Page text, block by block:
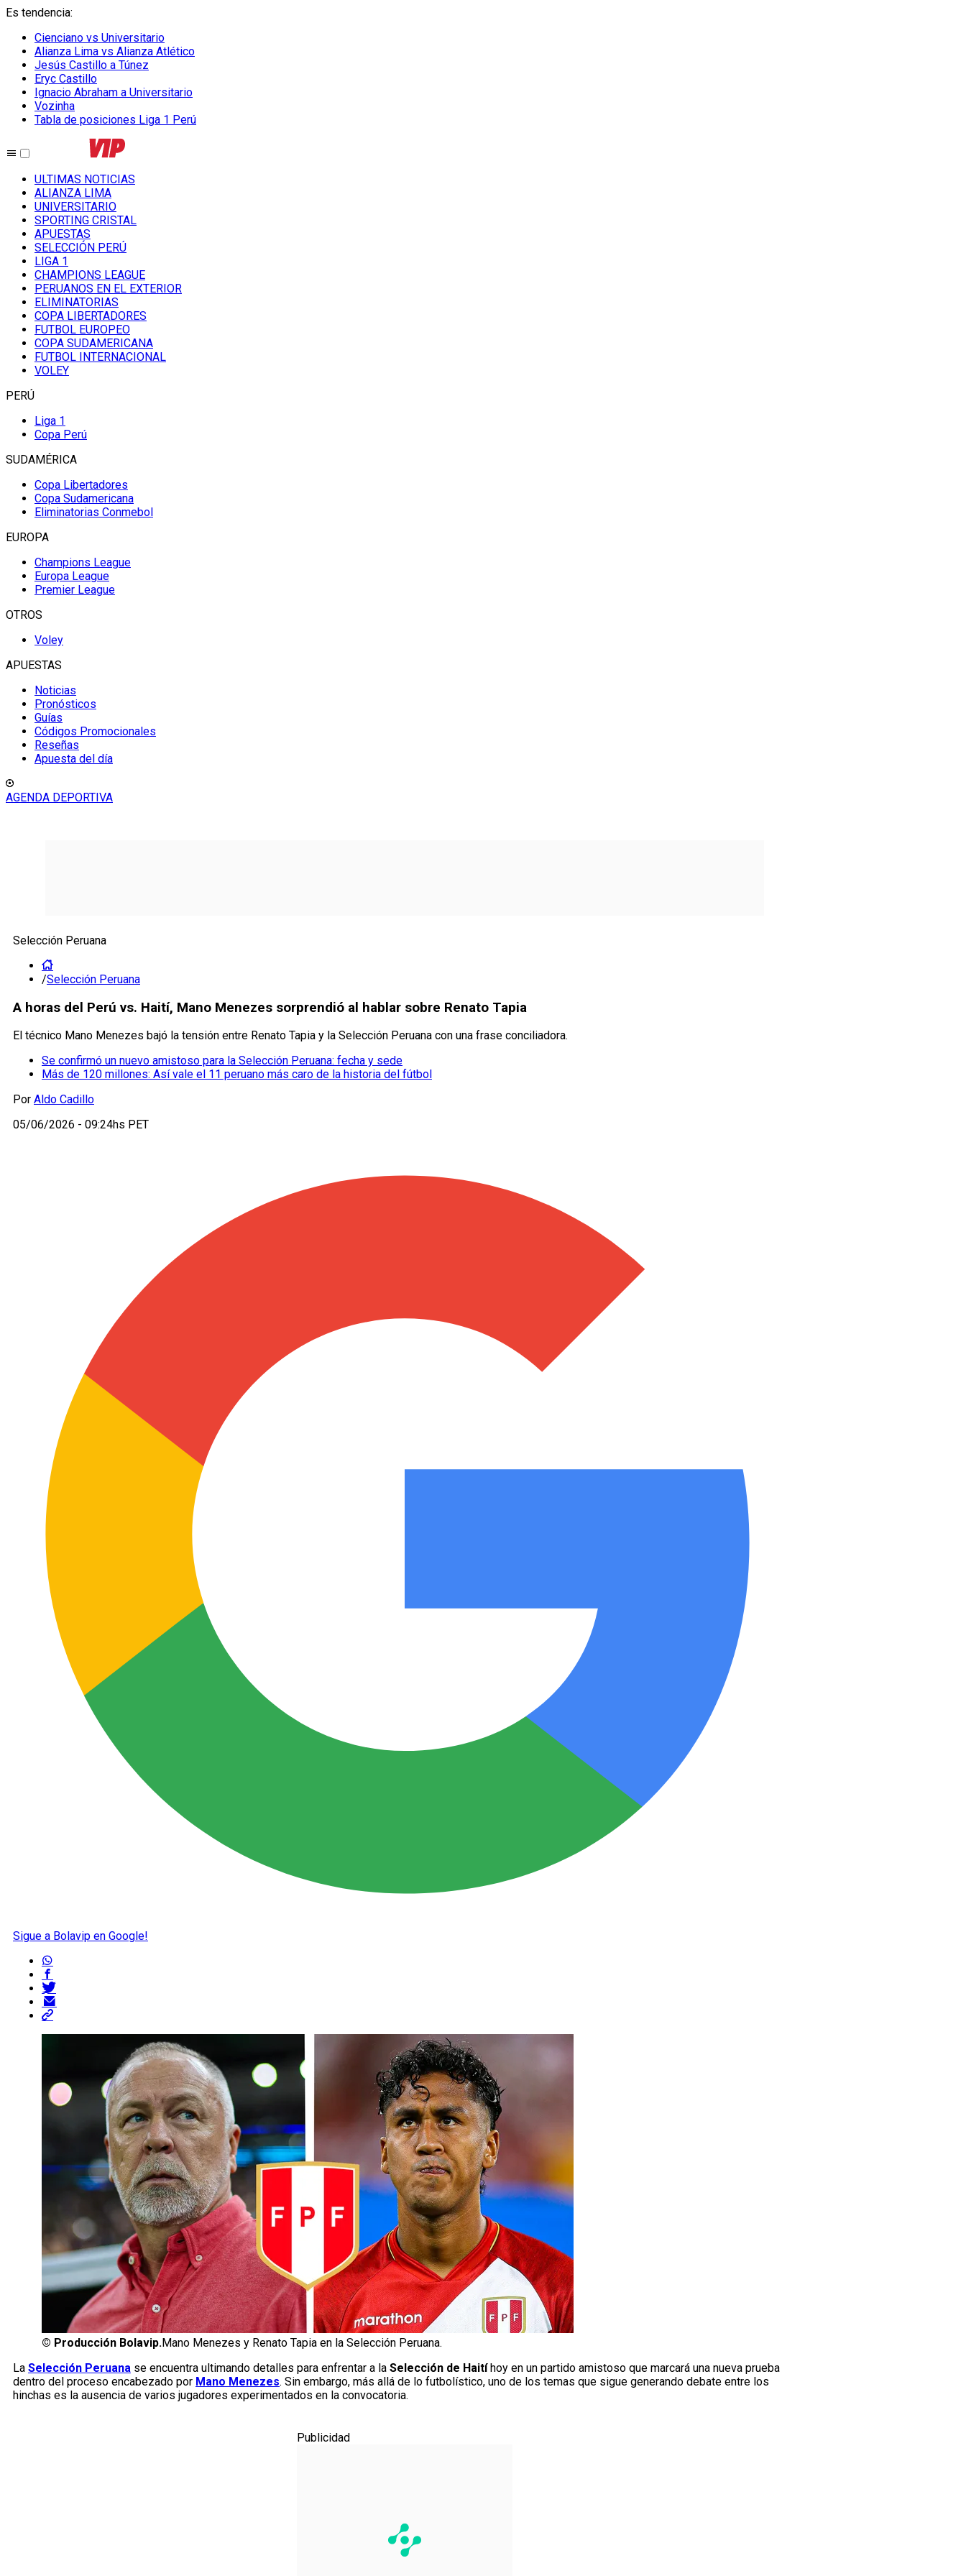
Es tendencia:
Cienciano vs Universitario
Alianza Lima vs Alianza Atlético
Jesús Castillo a Túnez
Eryc Castillo
Ignacio Abraham a Universitario
Vozinha
Tabla de posiciones Liga 1 Perú
ULTIMAS NOTICIAS
ALIANZA LIMA
UNIVERSITARIO
SPORTING CRISTAL
APUESTAS
SELECCIÓN PERÚ
LIGA 1
CHAMPIONS LEAGUE
PERUANOS EN EL EXTERIOR
ELIMINATORIAS
COPA LIBERTADORES
FUTBOL EUROPEO
COPA SUDAMERICANA
FUTBOL INTERNACIONAL
VOLEY
PERÚ
Liga 1
Copa Perú
SUDAMÉRICA
Copa Libertadores
Copa Sudamericana
Eliminatorias Conmebol
EUROPA
Champions League
Europa League
Premier League
OTROS
Voley
APUESTAS
Noticias
Pronósticos
Guías
Códigos Promocionales
Reseñas
Apuesta del día
AGENDA DEPORTIVA
Selección Peruana
/Selección Peruana
A horas del Perú vs. Haití, Mano Menezes sorprendió al hablar sobre Renato Tapia
El técnico Mano Menezes bajó la tensión entre Renato Tapia y la Selección Peruana con una frase conciliadora.
Se confirmó un nuevo amistoso para la Selección Peruana: fecha y sede
Más de 120 millones: Así vale el 11 peruano más caro de la historia del fútbol
Por Aldo Cadillo
05/06/2026 - 09:24hs PET
Sigue a Bolavip en Google!
© Producción Bolavip.Mano Menezes y Renato Tapia en la Selección Peruana.
La Selección Peruana se encuentra ultimando detalles para enfrentar a la Selección de Haitíhoy en un partido amistoso que marcará una nueva prueba
dentro del proceso encabezado por Mano Menezes. Sin embargo, más allá de lo futbolístico, uno de los temas que sigue generando debate entre los
hinchas es la ausencia de varios jugadores experimentados en la convocatoria.
Publicidad